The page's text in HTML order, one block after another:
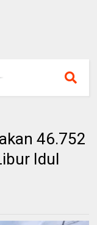
46.752
Idul